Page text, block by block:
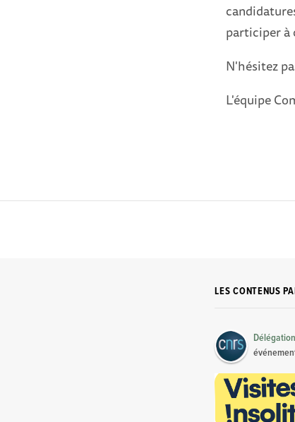
participer à
N'hésitez
L'équipe
LES CONTENUS